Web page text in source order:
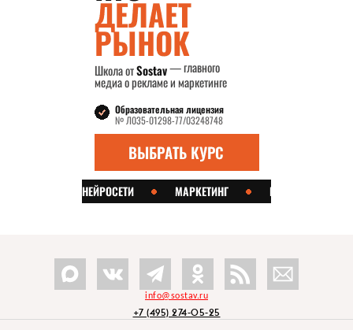
info@sostav.ru
+7 (495) 274-05-25